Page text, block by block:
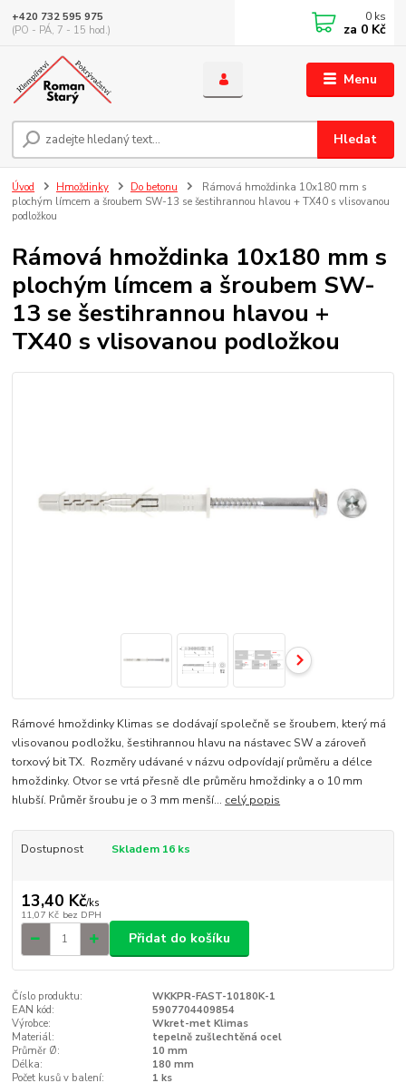
Menu
Hledat
+420 732 595 975
(PO - PÁ, 7 - 15 hod.)
0 ks
za 0 Kč
Úvod Hmoždinky Do betonu
Rámová hmoždinka 10x180 mm s
plochým límcem a šroubem SW-13 se šestihrannou hlavou + TX40 s vlisovanou
podložkou
Rámová hmoždinka 10x180 mm s
plochým límcem a šroubem SW-
13 se šestihrannou hlavou +
TX40 s vlisovanou podložkou
Rámové hmoždinky Klimas se dodávají společně se šroubem, který má
vlisovanou podložku, šestihrannou hlavu na nástavec SW a zároveň
torxový bit TX. Rozměry udávané v názvu odpovídají průměru a délce
hmoždinky. Otvor se vrtá přesně dle průměru hmoždinky a o 10 mm
hlubší. Průměr šroubu je o 3 mm menší... celý popis
Dostupnost Skladem 16 ks
13,40 Kč/ks
11,07 Kč bez DPH
Přidat do košíku
Číslo produktu:
WKKPR-FAST-10180K-1
EAN kód:
5907704409854
Výrobce:
Wkret-met Klimas
Materiál:
tepelně zušlechtěná ocel
Průměr Ø:
10 mm
Délka:
180 mm
Počet kusů v balení:
1 ks